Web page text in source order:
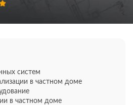
систем
в частном доме
в частном доме